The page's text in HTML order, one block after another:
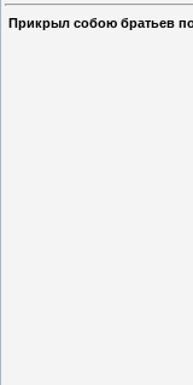
Прикрыл собою братьев